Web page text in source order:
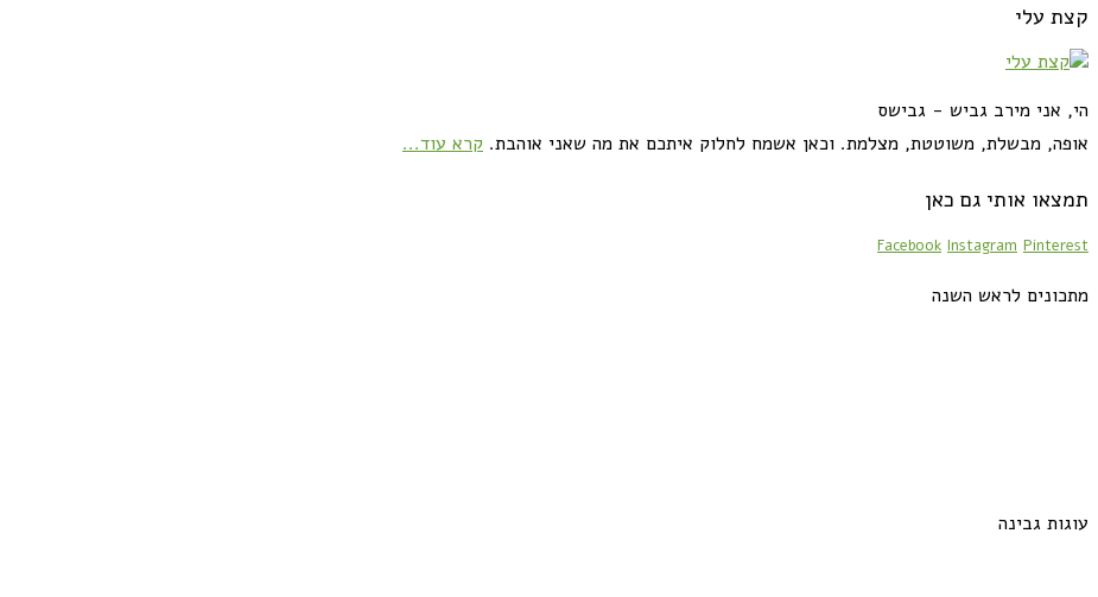
קצת עלי
הי, אני מירב גביש - גבישס
אופה, מבשלת, משוטטת, מצלמת. וכאן אשמח לחלוק איתכם את מה שאני אוהבת. קרא עוד...
תמצאו אותי גם כאן
Facebook Instagram Pinterest
מתכונים לראש השנה
עוגות גבינה